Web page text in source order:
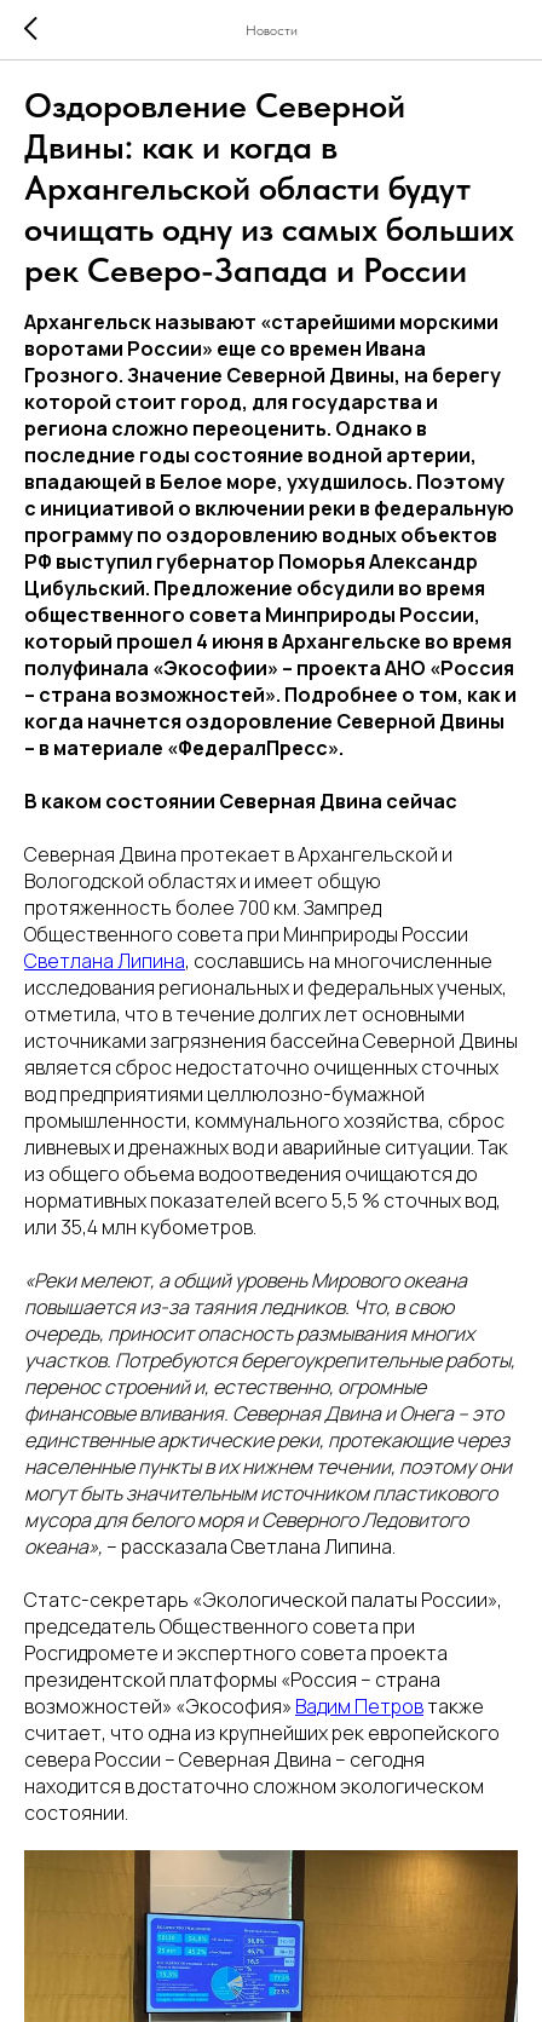
Новости
Оздоровление Северной
Двины: как и когда в
Архангельской области будут
очищать одну из самых больших
рек Северо-Запада и России
Архангельск называют «старейшими морскими
воротами России» еще со времен Ивана
Грозного. Значение Северной Двины, на берегу
которой стоит город, для государства и
региона сложно переоценить. Однако в
последние годы состояние водной артерии,
впадающей в Белое море, ухудшилось. Поэтому
с инициативой о включении реки в федеральную
программу по оздоровлению водных объектов
РФ выступил губернатор Поморья Александр
Цибульский. Предложение обсудили во время
общественного совета Минприроды России,
который прошел 4 июня в Архангельске во время
полуфинала «Экософии» – проекта АНО «Россия
– страна возможностей». Подробнее о том, как и
когда начнется оздоровление Северной Двины
– в материале «ФедералПресс».
В каком состоянии Северная Двина сейчас
Северная Двина протекает в Архангельской и
Вологодской областях и имеет общую
протяженность более 700 км. Зампред
Общественного совета при Минприроды России
Светлана Липина, сославшись на многочисленные
исследования региональных и федеральных ученых,
отметила, что в течение долгих лет основными
источниками загрязнения бассейна Северной Двины
является сброс недостаточно очищенных сточных
вод предприятиями целлюлозно-бумажной
промышленности, коммунального хозяйства, сброс
ливневых и дренажных вод и аварийные ситуации. Так
из общего объема водоотведения очищаются до
нормативных показателей всего 5,5 % сточных вод,
или 35,4 млн кубометров.
«Реки мелеют, а общий уровень Мирового океана
повышается из-за таяния ледников. Что, в свою
очередь, приносит опасность размывания многих
участков. Потребуются берегоукрепительные работы,
перенос строений и, естественно, огромные
финансовые вливания. Северная Двина и Онега – это
единственные арктические реки, протекающие через
населенные пункты в их нижнем течении, поэтому они
могут быть значительным источником пластикового
мусора для белого моря и Северного Ледовитого
океана», – рассказала Светлана Липина.
Статс-секретарь «Экологической палаты России»,
председатель Общественного совета при
Росгидромете и экспертного совета проекта
президентской платформы «Россия – страна
возможностей» «Экософия» Вадим Петровтакже
считает, что одна из крупнейших рек европейского
севера России – Северная Двина – сегодня
находится в достаточно сложном экологическом
состоянии.